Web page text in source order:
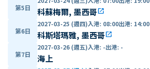
第5日 科蘇梅爾, 墨西哥open_in_new
第6日
2027-03-25 (週四)入港: 08:00出港: 14:00
科斯塔瑪雅, 墨西哥open_in_new
第7日
2027-03-26 (週五)入港: -出港: -
海上